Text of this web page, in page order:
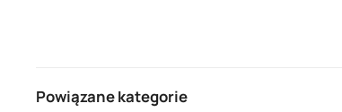
Powiązane kategorie